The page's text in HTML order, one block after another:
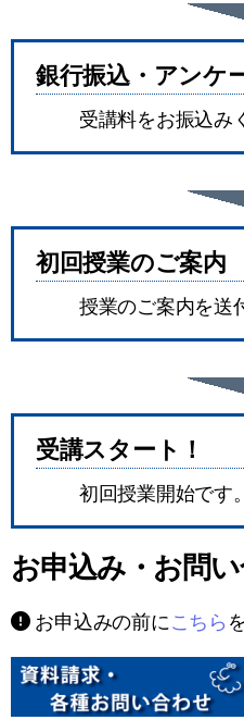
銀行振込・アンケ
受講料をお振込み
初回授業のご案内
授業のご案内を送
受講スタート！
初回授業開始です。
お申込み・お問
お申込みの前にこちら